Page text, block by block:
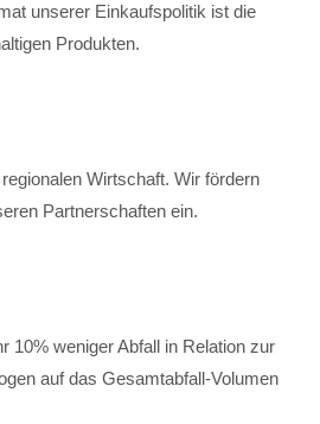
unserer Einkaufspolitik ist die
Produkten.
Wirtschaft. Wir fördern
Partnerschaften ein.
10% weniger Abfall in Relation zur
auf das Gesamtabfall-Volumen